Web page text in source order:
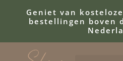
Geniet van
bestellingen boven